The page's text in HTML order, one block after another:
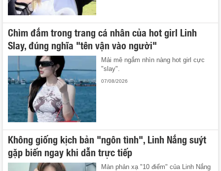
Chìm đắm trong trang cá nhân của hot girl Linh
Slay, đúng nghĩa "tên vận vào người"
Mải mê ngắm nhìn nàng hot girl cực
"slay".
07/08/2026
Không giống kịch bản "ngôn tình", Linh Nắng suýt
gặp biến ngay khi dẫn trực tiếp
Màn phản xạ "10 điểm" của Linh Nắng